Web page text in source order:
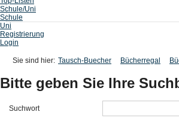
Schule/Uni
Schule
Uni
Registrierung
Login
Sie sind hier: Tausch-Buecher Bücherregal
Bitte geben Sie Ihre
Suchwort